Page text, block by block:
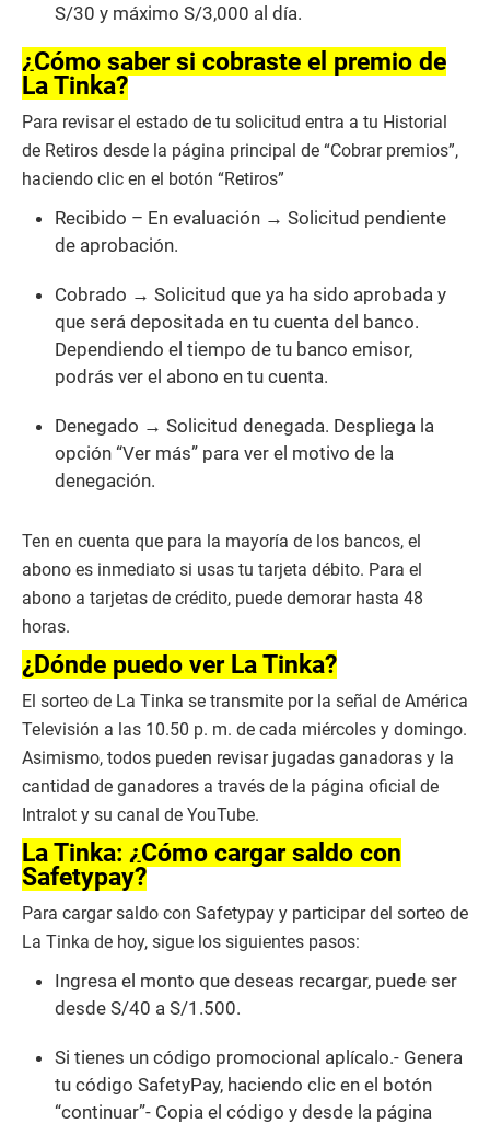
S/30 y máximo S/3,000 al día.
¿Cómo saber si cobraste el premio de
La Tinka?
Para revisar el estado de tu solicitud entra a tu Historial
de Retiros desde la página principal de “Cobrar premios”,
haciendo clic en el botón “Retiros”
Recibido – En evaluación → Solicitud pendiente
de aprobación.
Cobrado → Solicitud que ya ha sido aprobada y
que será depositada en tu cuenta del banco.
Dependiendo el tiempo de tu banco emisor,
podrás ver el abono en tu cuenta.
Denegado → Solicitud denegada. Despliega la
opción “Ver más” para ver el motivo de la
denegación.
Ten en cuenta que para la mayoría de los bancos, el
abono es inmediato si usas tu tarjeta débito. Para el
abono a tarjetas de crédito, puede demorar hasta 48
horas.
¿Dónde puedo ver La Tinka?
El sorteo de La Tinka se transmite por la señal de América
Televisión a las 10.50 p. m. de cada miércoles y domingo.
Asimismo, todos pueden revisar jugadas ganadoras y la
cantidad de ganadores a través de la página oficial de
Intralot y su canal de YouTube.
La Tinka: ¿Cómo cargar saldo con
Safetypay?
Para cargar saldo con Safetypay y participar del sorteo de
La Tinka de hoy, sigue los siguientes pasos:
Ingresa el monto que deseas recargar, puede ser
desde S/40 a S/1.500.
Si tienes un código promocional aplícalo.- Genera
tu código SafetyPay, haciendo clic en el botón
“continuar”- Copia el código y desde la página